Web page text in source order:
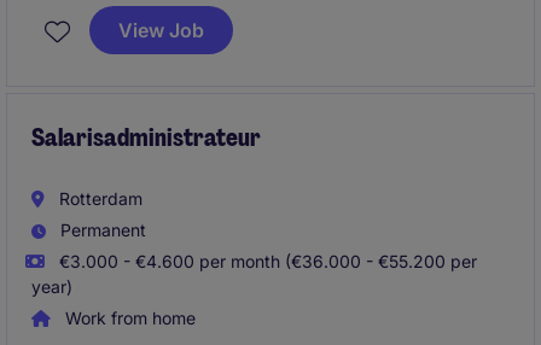
team, waarin je verantwoordelijk bent voor een
soepel draaiend kantoor, marketing activiteiten,
View Job
Salarisadministrateur
Rotterdam
Permanent
€3.000 - €4.600 per month (€36.000 - €55.200 per
year)
Work from home